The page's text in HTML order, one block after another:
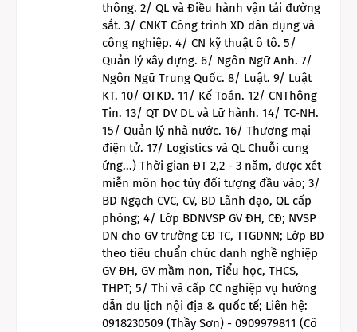
thông. 2/ QL và Điều hành vận tải đường
sắt. 3/ CNKT Công trình XD dân dụng và
công nghiệp. 4/ CN kỹ thuật ô tô. 5/
Quản lý xây dựng. 6/ Ngôn Ngữ Anh. 7/
Ngôn Ngữ Trung Quốc. 8/ Luật. 9/ Luật
KT. 10/ QTKD. 11/ Kế Toán. 12/ CNThông
Tin. 13/ QT DV DL và Lữ hành. 14/ TC-NH.
15/ Quản lý nhà nước. 16/ Thương mại
điện tử. 17/ Logistics và QL Chuỗi cung
ứng...) Thời gian ĐT 2,2 - 3 năm, được xét
miễn môn học tùy đối tượng đầu vào; 3/
BD Ngạch CVC, CV, BD Lãnh đạo, QL cấp
phòng; 4/ Lớp BDNVSP GV ĐH, CĐ; NVSP
DN cho GV trường CĐ TC, TTGDNN; Lớp BD
theo tiêu chuẩn chức danh nghề nghiệp
GV ĐH, GV mầm non, Tiểu học, THCS,
THPT; 5/ Thi và cấp CC nghiệp vụ hướng
dẫn du lịch nội địa & quốc tế; Liên hệ:
0918230509 (Thầy Sơn) - 0909979811 (Cô